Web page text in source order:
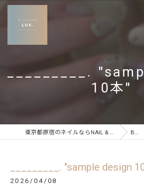
_________.
10本"
東京都原宿のネイルならNAIL & CARE SALON LUX BLOG
_________. "sample design
2026/04/08